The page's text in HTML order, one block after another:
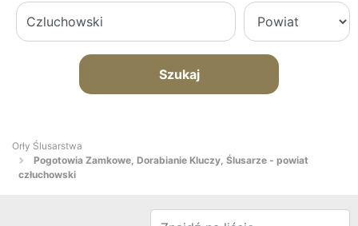
Szukaj
Orły Ślusarstwa
Pogotowia Zamkowe, Dorabianie Kluczy, Ślusarze - powiat
człuchowski